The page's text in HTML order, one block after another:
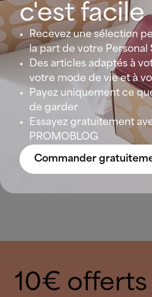
10€ offerts
c'est facile
Recevez une sélection
la part de votre Personal
Des articles adaptés à
votre mode de vie et à
Payez uniquement ce
de garder
Essayez gratuitement
PROMOBLOG
Commander